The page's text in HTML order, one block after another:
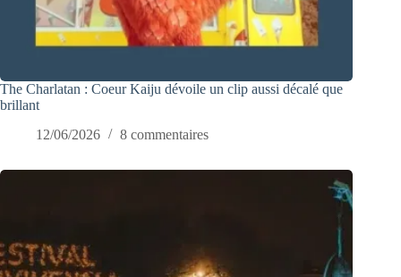
The Charlatan : Coeur Kaiju dévoile un clip aussi décalé que
brillant
12/06/2026
8 commentaires